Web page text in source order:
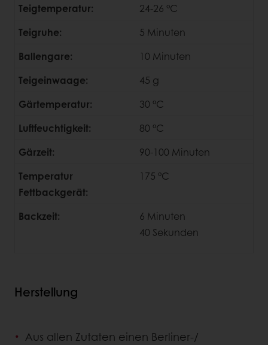
Teigtemperatur:
24-26 °C
Teigruhe:
5 Minuten
Ballengare:
10 Minuten
Teigeinwaage:
45 g
Gärtemperatur:
30 °C
Luftfeuchtigkeit:
80 °C
Gärzeit:
90-100 Minuten
Temperatur
Fettbackgerät:
175 °C
Backzeit:
6 Minuten
40 Sekunden
Herstellung
Aus allen Zutaten einen Berliner-/